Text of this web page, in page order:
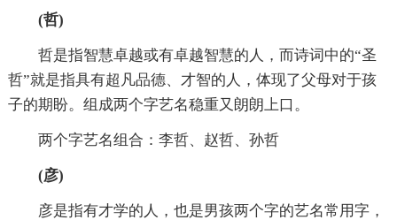
(哲)
哲是指智慧卓越或有卓越智慧的人，而诗词中的“圣
哲”就是指具有超凡品德、才智的人，体现了父母对于孩
子的期盼。组成两个字艺名稳重又朗朗上口。
两个字艺名组合：李哲、赵哲、孙哲
(彦)
彦是指有才学的人，也是男孩两个字的艺名常用字，